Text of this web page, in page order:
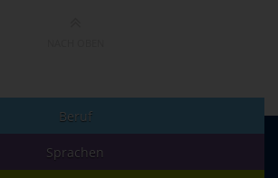
Beruf
Sprachen